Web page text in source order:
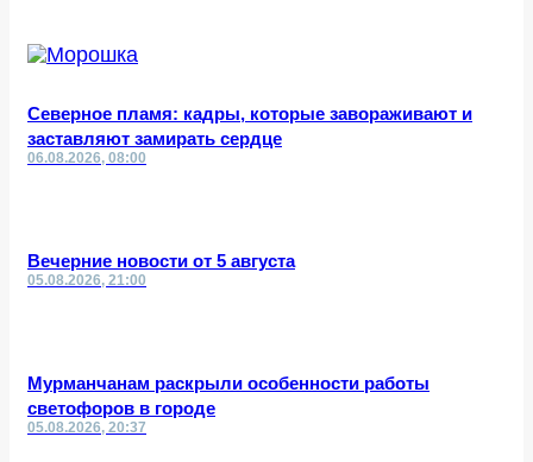
Северное пламя: кадры, которые завораживают и
заставляют замирать сердце
06.08.2026, 08:00
Вечерние новости от 5 августа
05.08.2026, 21:00
Мурманчанам раскрыли особенности работы
светофоров в городе
05.08.2026, 20:37